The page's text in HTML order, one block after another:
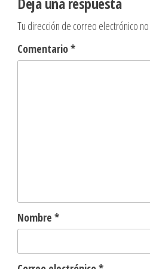
Tu dirección de correo electrónico
Comentario*
Nombre *